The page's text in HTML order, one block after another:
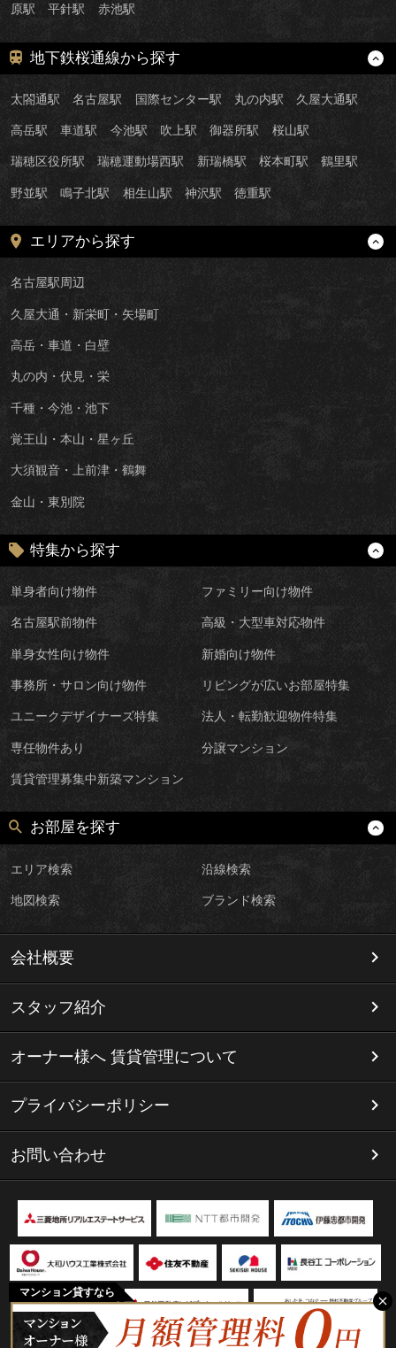
マンション貸すなら
原駅 平針駅 赤池駅
地下鉄桜通線から探す
太閤通駅 名古屋駅 国際センター駅 丸の内駅 久屋大通駅
高岳駅 車道駅 今池駅 吹上駅 御器所駅 桜山駅
瑞穂区役所駅 瑞穂運動場西駅 新瑞橋駅 桜本町駅 鶴里駅
野並駅 鳴子北駅 相生山駅 神沢駅 徳重駅
エリアから探す
名古屋駅周辺
久屋大通・新栄町・矢場町
高岳・車道・白壁
丸の内・伏見・栄
千種・今池・池下
覚王山・本山・星ヶ丘
大須観音・上前津・鶴舞
金山・東別院
特集から探す
単身者向け物件 ファミリー向け物件
名古屋駅前物件 高級・大型車対応物件
単身女性向け物件 新婚向け物件
事務所・サロン向け物件 リビングが広いお部屋特集
ユニークデザイナーズ特集 法人・転勤歓迎物件特集
専任物件あり 分譲マンション
賃貸管理募集中新築マンション
お部屋を探す
エリア検索 沿線検索
地図検索 ブランド検索
会社概要
スタッフ紹介
オーナー様へ 賃貸管理について
プライバシーポリシー
お問い合わせ